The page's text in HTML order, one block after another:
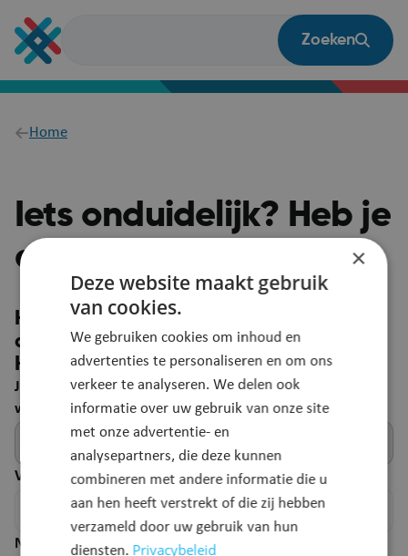
en
naar
inhoud
Zoeken
Breadcrumb
Home
Iets onduidelijk? Heb je
een vraag?
Heb je een suggestie om deze pagina
duidelijker te maken?
Heb je een vraag? Laat het ons weten!
Je feedback wordt automatisch gelinkt aan deze
webpagina.
Voornaam*
Naam
×
Deze website maakt gebruik
van cookies.
We gebruiken cookies om inhoud en
advertenties te personaliseren en om ons
verkeer te analyseren. We delen ook
informatie over uw gebruik van onze site
met onze advertentie- en
analysepartners, die deze kunnen
combineren met andere informatie die u
aan hen heeft verstrekt of die zij hebben
verzameld door uw gebruik van hun
diensten. Privacybeleid